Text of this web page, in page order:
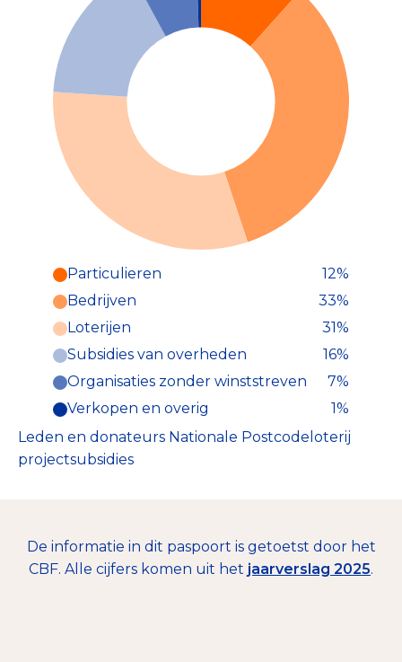
Particulieren (12%)
Deze inkomsten zijn als volgt
onderverdeeld:
Particulieren
12%
Bedrijven
33%
Loterijen
31%
Subsidies van overheden
16%
Organisaties zonder winststreven
7%
Verkopen en overig
1%
Leden en donateurs Nationale Postcodeloterij
projectsubsidies
De informatie in dit paspoort is getoetst door het
CBF. Alle cijfers komen uit het jaarverslag 2025.